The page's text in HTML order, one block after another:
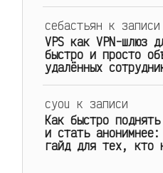
себастьян к записи
VPS как VPN-шлюз
быстро и просто
удалённых
cyou к записи
Как быстро
и стать анонимнее:
гайд для тех, кто